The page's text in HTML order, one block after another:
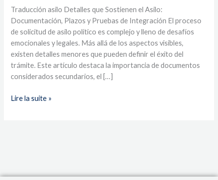
Traducción asilo Detalles que Sostienen el Asilo:
Documentación, Plazos y Pruebas de Integración El proceso
de solicitud de asilo político es complejo y lleno de desafíos
emocionales y legales. Más allá de los aspectos visibles,
existen detalles menores que pueden definir el éxito del
trámite. Este artículo destaca la importancia de documentos
considerados secundarios, el […]
Lire la suite »